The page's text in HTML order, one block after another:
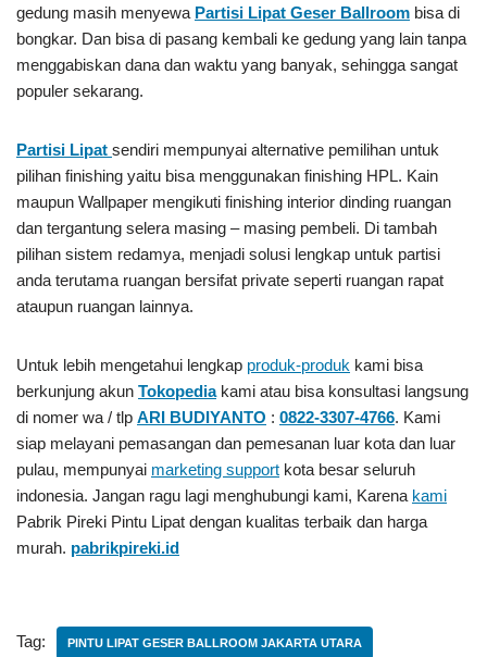
gedung masih menyewa Partisi Lipat Geser Ballroom bisa di
bongkar. Dan bisa di pasang kembali ke gedung yang lain tanpa
menggabiskan dana dan waktu yang banyak, sehingga sangat
populer sekarang.
Partisi Lipat sendiri mempunyai alternative pemilihan untuk
pilihan finishing yaitu bisa menggunakan finishing HPL. Kain
maupun Wallpaper mengikuti finishing interior dinding ruangan
dan tergantung selera masing – masing pembeli. Di tambah
pilihan sistem redamya, menjadi solusi lengkap untuk partisi
anda terutama ruangan bersifat private seperti ruangan rapat
ataupun ruangan lainnya.
Untuk lebih mengetahui lengkap produk-produk kami bisa
berkunjung akun Tokopediakami atau bisa konsultasi langsung
di nomer wa / tlp ARI BUDIYANTO : 0822-3307-4766. Kami
siap melayani pemasangan dan pemesanan luar kota dan luar
pulau, mempunyai marketing support kota besar seluruh
indonesia. Jangan ragu lagi menghubungi kami, Karena kami
Pabrik Pireki Pintu Lipat dengan kualitas terbaik dan harga
murah. pabrikpireki.id
Tag: PINTU LIPAT GESER BALLROOM JAKARTA UTARA